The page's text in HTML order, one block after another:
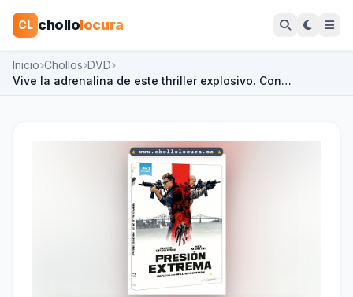
CL chollolocura
Inicio Chollos DVD
Vive la adrenalina de este thriller explosivo. Con…